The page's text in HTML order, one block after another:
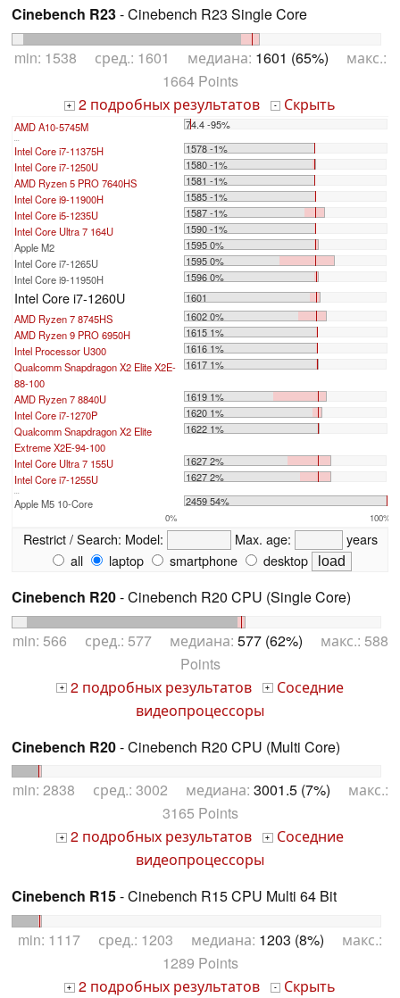
Cinebench R23- Cinebench R23 Single Core
min: 1538 сред.: 1601 медиана: 1601 (65%) макс.:
1664 Points
+ 2 подробных результатов - Скрыть
AMD A10-5745M 74.4 -95%
Intel Core i7-11375H
1578 -1%
Intel Core i7-1250U
1580 -1%
AMD Ryzen 5 PRO 7640HS
1581 -1%
Intel Core i9-11900H
1585 -1%
Intel Core i5-1235U
1587 -1%
Intel Core Ultra 7 164U
1590 -1%
Apple M2
1595 0%
Intel Core i7-1265U
1595 0%
Intel Core i9-11950H
1596 0%
Intel Core i7-1260U
1601
AMD Ryzen 7 8745HS
1602 0%
AMD Ryzen 9 PRO 6950H
1615 1%
Intel Processor U300
1616 1%
Qualcomm Snapdragon X2 Elite X2E-
88-100
1617 1%
AMD Ryzen 7 8840U
1619 1%
Intel Core i7-1270P
1620 1%
Qualcomm Snapdragon X2 Elite
Extreme X2E-94-100
1622 1%
Intel Core Ultra 7 155U
1627 2%
Intel Core i7-1255U
1627 2%
Apple M5 10-Core 2459 54%
0% 100%
Restrict / Search: Model: Max. age:
years
all
laptop smartphone desktop
Cinebench R20- Cinebench R20 CPU (Single Core)
min: 566 сред.: 577 медиана: 577 (62%) макс.: 588
Points
+ 2 подробных результатов + Соседние
видеопроцессоры
Cinebench R20- Cinebench R20 CPU (Multi Core)
min: 2838 сред.: 3002 медиана: 3001.5 (7%) макс.:
3165 Points
+ 2 подробных результатов + Соседние
видеопроцессоры
Cinebench R15- Cinebench R15 CPU Multi 64 Bit
min: 1117 сред.: 1203 медиана: 1203 (8%) макс.:
1289 Points
+ 2 подробных результатов - Скрыть